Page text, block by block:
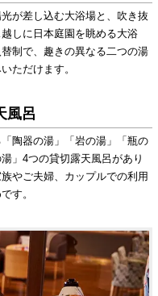
が差し込む大浴場と、吹き抜
しに日本庭園を眺める大浴
制で、趣きの異なる二つの湯
ただけます。
風呂
陶器の湯」「岩の湯」「瓶の
」4つの貸切露天風呂があり
族やご夫婦、カップルでの利用
す。